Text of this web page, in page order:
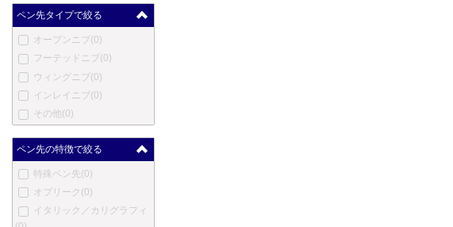
ラレックス(0)
ラピタ(0)
マービートッド(0)
マスター(0)
メントモア(0)
メルリン (0)
メタフィス (0)
マイケルズファットボーイ
ペン先タイプで絞る
オープンニブ(0)
フーテッドニブ(0)
ウィングニブ(0)
インレイニブ(0)
その他(0)
ペン先の特徴で絞る
特殊ペン先 (0)
オブリーク (0)
イタリック／カリグラフィ